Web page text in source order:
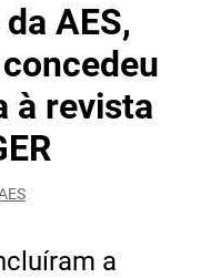
AES,
à revista
a